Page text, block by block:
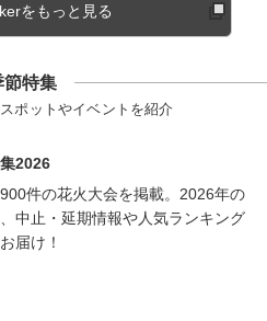
をもっと見る
節特集
ポットやイベントを紹介
2026
件の花火大会を掲載。2026年の
中止・延期情報や人気ランキング
届け！